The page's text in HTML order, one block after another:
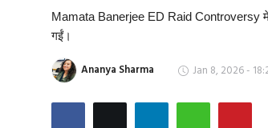
Sports
Life & Women
Mamata Banerjee ED Raid Controversy में
गईं।
Ananya Sharma Jan 8, 2026 -